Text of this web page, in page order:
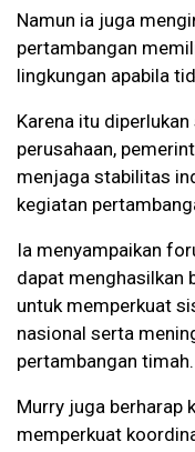
Namun ia juga
pertambangan
lingkungan apabila
Karena itu
perusahaan,
menjaga stabilitas
kegiatan
Ia menyampaikan
dapat menghasilkan
untuk memperkuat
nasional serta
pertambangan timah.
Murry juga berharap
memperkuat